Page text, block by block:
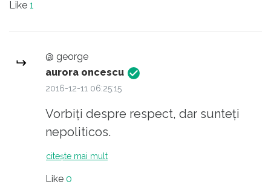
blugi pentru ca e mai comod, sau totusi
faceti apel la o tinuta?
Nu astept raspuns.
Cu stima.
Like 1
@ george
aurora oncescu
2016-12-11 06:25:15
Vorbiți despre respect, dar sunteți
nepoliticos.
citește mai mult
Like 0